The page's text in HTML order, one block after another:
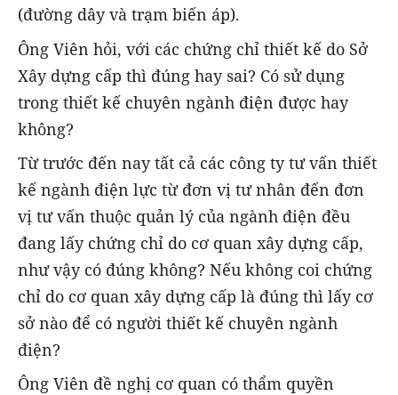
(đường dây và trạm biến áp).
Ông Viên hỏi, với các chứng chỉ thiết kế do Sở
Xây dựng cấp thì đúng hay sai? Có sử dụng
trong thiết kế chuyên ngành điện được hay
không?
Từ trước đến nay tất cả các công ty tư vấn thiết
kế ngành điện lực từ đơn vị tư nhân đến đơn
vị tư vấn thuộc quản lý của ngành điện đều
đang lấy chứng chỉ do cơ quan xây dựng cấp,
như vậy có đúng không? Nếu không coi chứng
chỉ do cơ quan xây dựng cấp là đúng thì lấy cơ
sở nào để có người thiết kế chuyên ngành
điện?
Ông Viên đề nghị cơ quan có thẩm quyền